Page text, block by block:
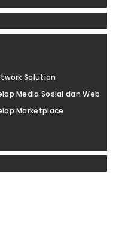
Solution
Media Sosial dan Web
Marketplace